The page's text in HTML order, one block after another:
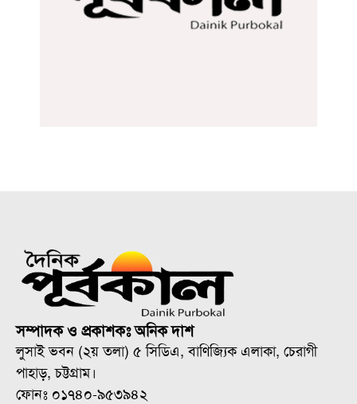
সম্পাদক ও প্রকাশকঃ অনিক দাশ
লুসাই ভবন (২য় তলা) ৫ সিডিএ, বাণিজ্যিক এলাকা, চেরাগী
পাহাড়, চট্টগ্রাম।
ফোনঃ ০১৭৪০-৯৫৩৯৪২